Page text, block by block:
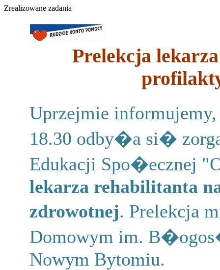
Zrealizowane zadania
Prelekcja
Uprzejmie
18.30 odby�a si�
Edukacji Spo�ecznej
lekarza rehabilitanta
zdrowotnej. Prelekcja
Domowym im.
Nowym Bytomiu.